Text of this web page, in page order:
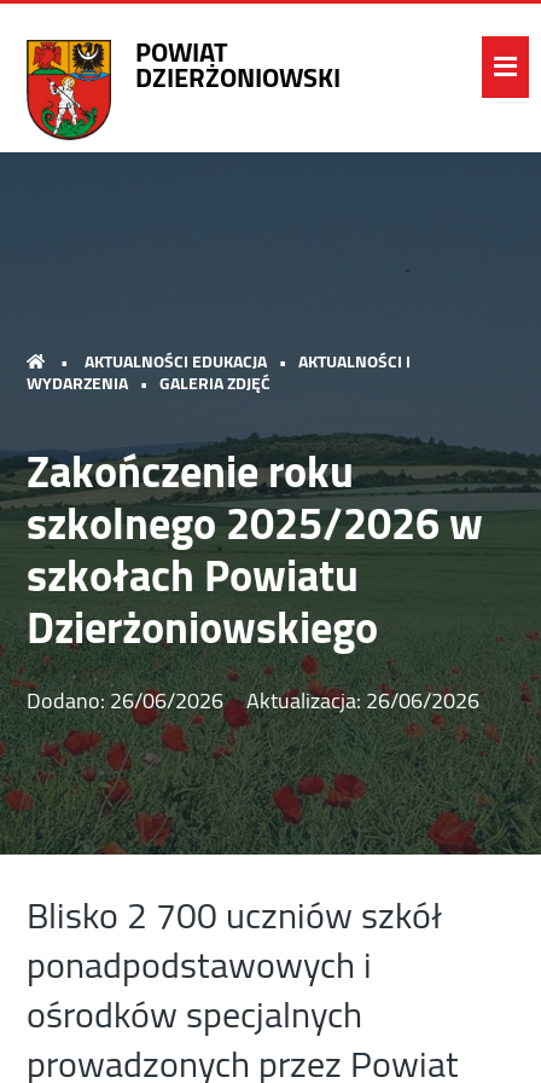
POWIAT
DZIERŻONIOWSKI
• AKTUALNOŚCI EDUKACJA • AKTUALNOŚCI I
WYDARZENIA • GALERIA ZDJĘĆ
Zakończenie roku
szkolnego 2025/2026 w
szkołach Powiatu
Dzierżoniowskiego
Dodano:26/06/2026 Aktualizacja:26/06/2026
Blisko 2 700 uczniów szkół
ponadpodstawowych i
ośrodków specjalnych
prowadzonych przez Powiat